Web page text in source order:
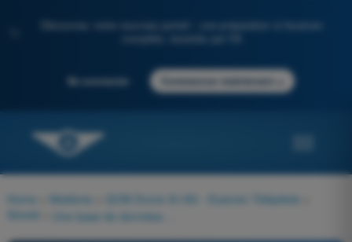
Découvrez notre nouveau portail : une préparation à l'examen
Se connecter Commencer maintenant
Home Matières QCM Drone A1/A3 - Examen Télépilote
Sûreté